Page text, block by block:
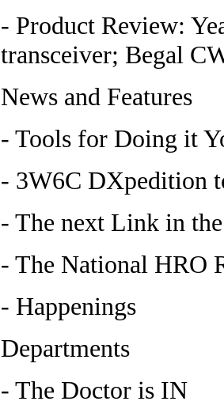
- Product Review:
transceiver; Begal
News and Features
- Tools for Doing it
- 3W6C DXpedition
- The next Link in
- The National HRO
- Happenings
Departments
- The Doctor is IN